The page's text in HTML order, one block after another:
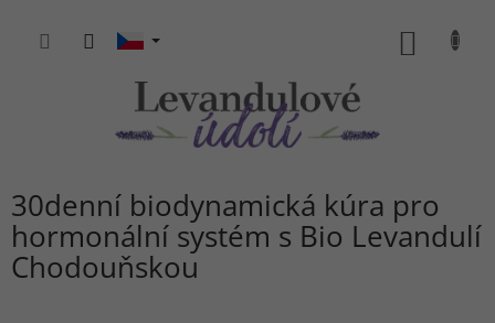
obsah
30denní biodynamická kúra pro
hormonální systém s Bio Levandulí
Chodouňskou